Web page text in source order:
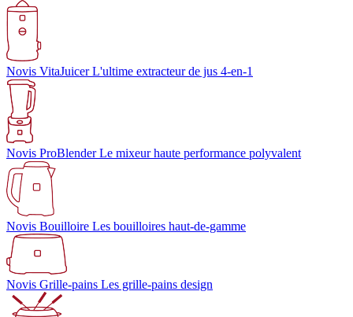
Novis VitaJuicer L'ultime extracteur de jus 4-en-1
Novis ProBlender Le mixeur haute performance polyvalent
Novis Bouilloire Les bouilloires haut-de-gamme
Novis Grille-pains Les grille-pains design